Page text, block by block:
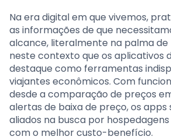
Na era digital em que vivemos,
as informações de que
alcance, literalmente na palma de
neste contexto que os aplicativos
destaque como ferramentas
viajantes econômicos. Com
desde a comparação de preços
alertas de baixa de preço, os
aliados na busca por
com o melhor custo-benefício.